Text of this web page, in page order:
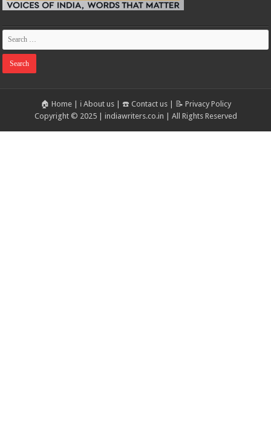
🏠 Home| ℹ️ About us| ☎️ Contact us|
📝 Privacy Policy
Copyright © 2025 | indiawriters.co.in | All Rights Reserved